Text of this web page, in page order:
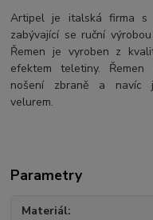
Artipel je italská firma s
zabývající se ruční
Řemen je vyroben z
efektem teletiny. Řemen
nošení zbraně a navíc
velurem.
Parametry
Materiál